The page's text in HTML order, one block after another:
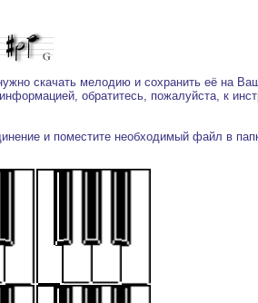
скачать мелодию и сохранить её на
обратитесь, пожалуйста, к
и поместите необходимый файл в